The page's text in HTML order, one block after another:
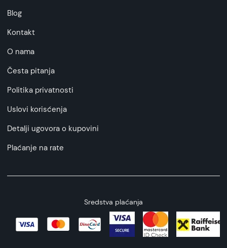
Blog
Kontakt
O nama
Česta pitanja
Politika privatnosti
Uslovi korisćenja
Detalji ugovora o kupovini
Plaćanje na rate
Sredstva plaćanja